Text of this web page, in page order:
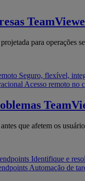
para operações
Seguro, flexível,
Acesso remoto no
que afetem os
Identifique e
Automação de